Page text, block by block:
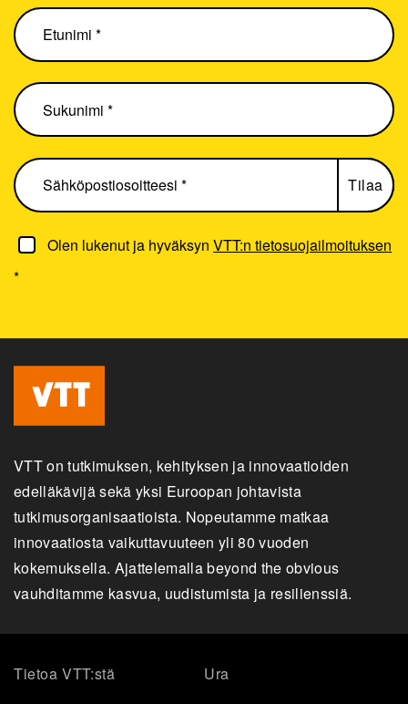
Olen lukenut ja hyväksynVTT:n tietosuojailmoituksen
*
VTT on tutkimuksen, kehityksen ja innovaatioiden
edelläkävijä sekä yksi Euroopan johtavista
tutkimusorganisaatioista. Nopeutamme matkaa
innovaatiosta vaikuttavuuteen yli 80 vuoden
kokemuksella. Ajattelemalla beyond the obvious
vauhditamme kasvua, uudistumista ja resilienssiä.
Tietoa VTT:stä
Ura